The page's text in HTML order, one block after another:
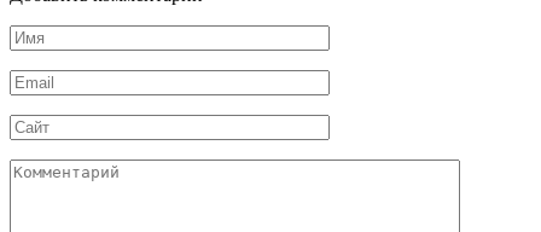
Имя
*
Email
*
Сайт
Комментарий